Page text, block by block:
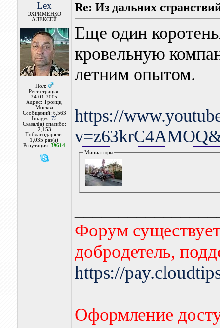
Lex
ОХРИМЕНКО
АЛЕКСЕЙ
Пол:
Регистрация:
24.01.2005
Адрес: Троицк,
Москва
Сообщений: 6,563
Images: 75
Сказал(а) спасибо:
2,153
Поблагодарили:
1,035 раз(а)
Репутация:39614
Re: Из дальних
Еще один
кровельную
летним опытом.
https://
Миниатюры
Форум
добродетель,
https://
Оформление